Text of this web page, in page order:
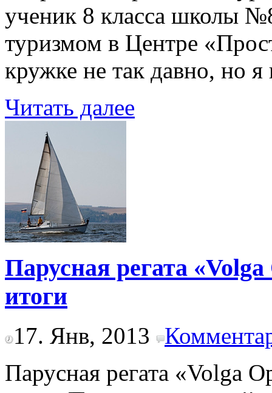
ученик 8 класса школы
туризмом в Центре
кружке не так давно, но
Читать далее
Парусная регата
итоги
17. Янв, 2013
Парусная регата «Volga